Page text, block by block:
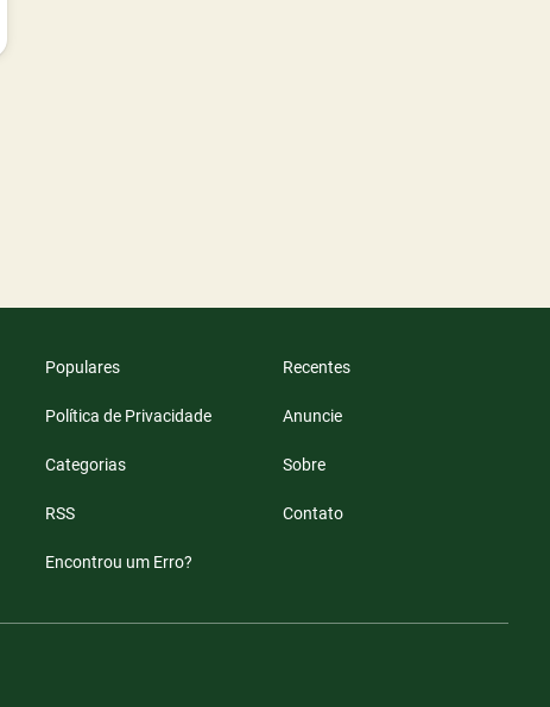
Populares Recentes
Política de Privacidade Anuncie
Categorias Sobre
RSS Contato
Encontrou um Erro?